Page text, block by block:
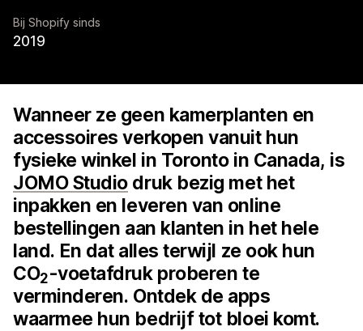
Bij Shopify sinds
2019
Wanneer ze geen kamerplanten en
accessoires verkopen vanuit hun
fysieke winkel in Toronto in Canada, is
JOMO Studiodruk bezig met het
inpakken en leveren van online
bestellingen aan klanten in het hele
land. En dat alles terwijl ze ook hun
CO2-voetafdruk proberen te
verminderen. Ontdek de apps
waarmee hun bedrijf tot bloei komt.